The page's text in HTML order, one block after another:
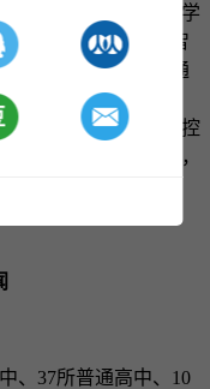
方案，多措并举做好学
校充分利用“酒泉智
的教育教学活动，通
监督各学校疫情防
落实落细校园疫情防控
个环节都可防可控，
37所普通高中、10